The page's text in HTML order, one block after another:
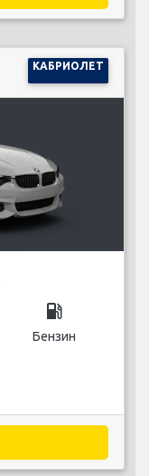
КАБРИОЛЕТ
local_gas_station
Бензин